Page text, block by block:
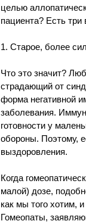
целью
пациента? Есть три
1. Старое, более
Что это значит?
страдающий от
форма негативной
заболевания.
готовности у
обороны. Поэтому,
выздоровления.
Когда
малой) дозе,
как мы того хотим,
Гомеопаты,